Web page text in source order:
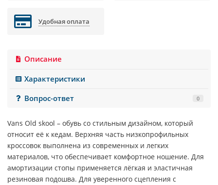
Удобная оплата
Описание
Характеристики
Вопрос-ответ
0
Vans Old skool – обувь со стильным дизайном, который
относит её к кедам. Верхняя часть низкопрофильных
кроссовок выполнена из современных и легких
материалов, что обеспечивает комфортное ношение. Для
амортизации стопы применяется лёгкая и эластичная
резиновая подошва. Для уверенного сцепления с